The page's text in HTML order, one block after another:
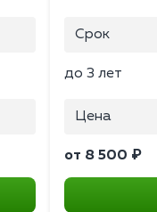
Срок
до 3 лет
Цена
от 8 500 ₽